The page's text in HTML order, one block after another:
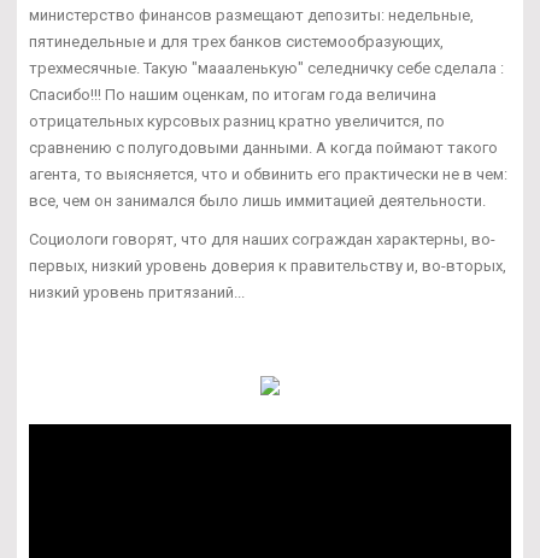
министерство финансов размещают депозиты: недельные,
пятинедельные и для трех банков системообразующих,
трехмесячные. Такую "маааленькую" селедничку себе сделала :
Спасибо!!! По нашим оценкам, по итогам года величина
отрицательных курсовых разниц кратно увеличится, по
сравнению с полугодовыми данными. А когда поймают такого
агента, то выясняется, что и обвинить его практически не в чем:
все, чем он занимался было лишь иммитацией деятельности.
Социологи говорят, что для наших сограждан характерны, во-
первых, низкий уровень доверия к правительству и, во-вторых,
низкий уровень притязаний...